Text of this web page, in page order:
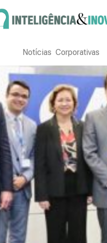
Notícias Corporativas